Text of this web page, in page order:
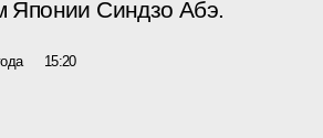
Японии Синдзо Абэ.
15:20